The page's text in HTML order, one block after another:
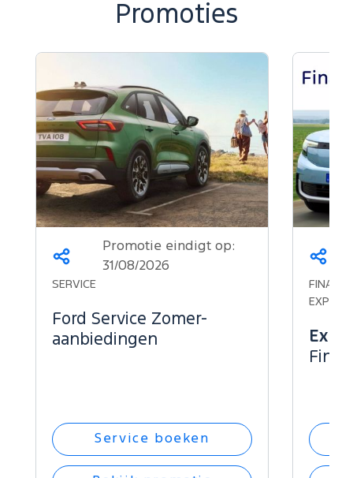
Promoties
Deel
op...
Promotie eindigt op:
31/08/2026
SERVICE
Ford Service Zomer-
aanbiedingen
Service boeken
Deel
op...